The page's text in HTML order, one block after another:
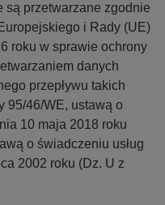
są przetwarzane zgodnie
i Rady (UE)
roku w sprawie ochrony
danych
przepływu takich
95/46/WE, ustawą o
10 maja 2018 roku
o świadczeniu usług
2002 roku (Dz. U z